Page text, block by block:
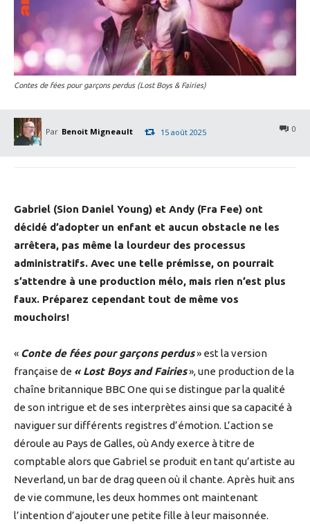
Contes de fées pour garçons perdus (Lost Boys & Fairies)
Par Benoit Migneault 0
15 août 2025
Gabriel (Sion Daniel Young) et Andy (Fra Fee) ont
décidé d’adopter un enfant et aucun obstacle ne les
arrêtera, pas même la lourdeur des processus
administratifs. Avec une telle prémisse, on pourrait
s’attendre à une production mélo, mais rien n’est plus
faux. Préparez cependant tout de même vos
mouchoirs!
« Conte de fées pour garçons perdus» est la version
française de « Lost Boys and Fairies», une production de la
chaîne britannique BBC One qui se distingue par la qualité
de son intrigue et de ses interprètes ainsi que sa capacité à
naviguer sur différents registres d’émotion. L’action se
déroule au Pays de Galles, où Andy exerce à titre de
comptable alors que Gabriel se produit en tant qu’artiste au
Neverland, un bar de drag queen où il chante. Après huit ans
de vie commune, les deux hommes ont maintenant
l’intention d’ajouter une petite fille à leur maisonnée.